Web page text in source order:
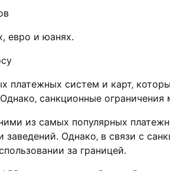
евро и юанях.
систем и кaрт‚
санкционные
из самых популярных
Однако‚ в связи с
за границей.​